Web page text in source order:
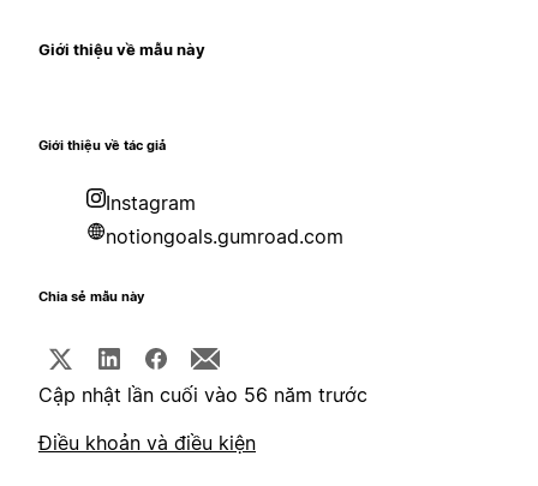
Giới thiệu về mẫu này
Giới thiệu về tác giả
Instagram
notiongoals.gumroad.com
Chia sẻ mẫu này
Cập nhật lần cuối vào 56 năm trước
Điều khoản và điều kiện